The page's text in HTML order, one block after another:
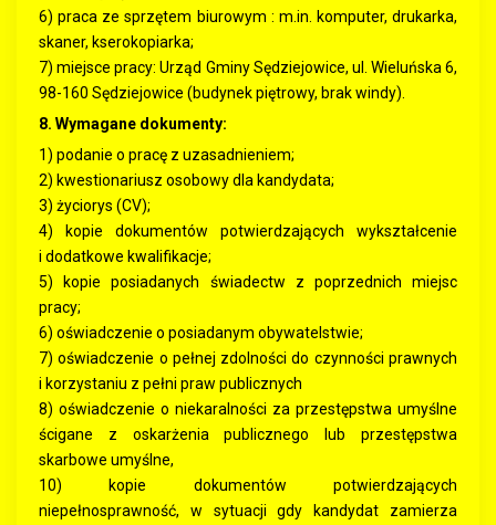
6) praca ze sprzętem biurowym : m.in. komputer, drukarka,
skaner, kserokopiarka;
7) miejsce pracy: Urząd Gminy Sędziejowice, ul. Wieluńska 6,
98-160 Sędziejowice (budynek piętrowy, brak windy).
8. Wymagane dokumenty:
1) podanie o pracę z uzasadnieniem;
2) kwestionariusz osobowy dla kandydata;
3) życiorys (CV);
4) kopie dokumentów potwierdzających wykształcenie
i dodatkowe kwalifikacje;
5) kopie posiadanych świadectw z poprzednich miejsc
pracy;
6) oświadczenie o posiadanym obywatelstwie;
7) oświadczenie o pełnej zdolności do czynności prawnych
i korzystaniu z pełni praw publicznych
8) oświadczenie o niekaralności za przestępstwa umyślne
ścigane z oskarżenia publicznego lub przestępstwa
skarbowe umyślne,
10) kopie dokumentów potwierdzających
niepełnosprawność, w sytuacji gdy kandydat zamierza